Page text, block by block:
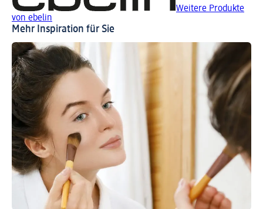
Weitere Produkte
von ebelin
Mehr Inspiration für Sie